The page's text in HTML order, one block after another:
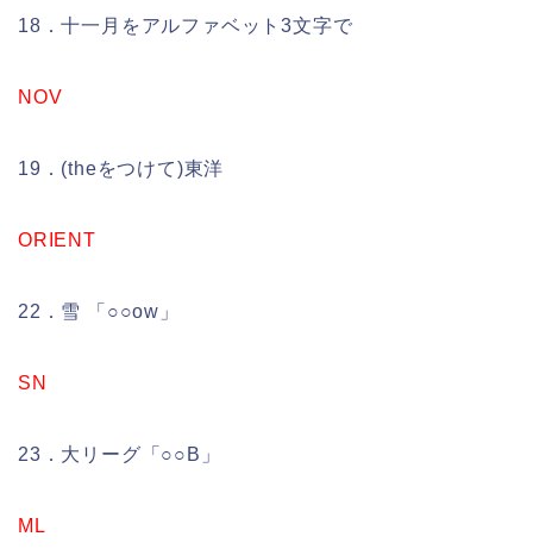
18．十一月をアルファベット3文字で
NOV
19．(theをつけて)東洋
ORIENT
22．雪 「○○ow」
SN
23．大リーグ「○○B」
ML